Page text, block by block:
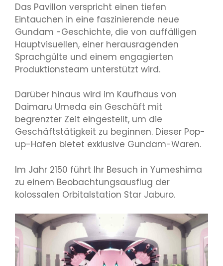
Das Pavillon verspricht einen tiefen
Eintauchen in eine faszinierende neue
Gundam -Geschichte, die von auffälligen
Hauptvisuellen, einer herausragenden
Sprachgülte und einem engagierten
Produktionsteam unterstützt wird.
Darüber hinaus wird im Kaufhaus von
Daimaru Umeda ein Geschäft mit
begrenzter Zeit eingestellt, um die
Geschäftstätigkeit zu beginnen. Dieser Pop-
up-Hafen bietet exklusive Gundam-Waren.
Im Jahr 2150 führt Ihr Besuch in Yumeshima
zu einem Beobachtungsausflug der
kolossalen Orbitalstation Star Jaburo.